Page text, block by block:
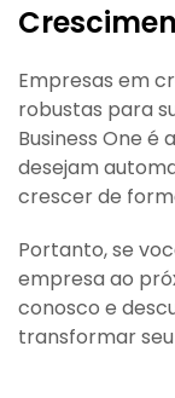
Empresas em
robustas para
Business One
desejam
crescer de
Portanto, se
empresa ao
conosco e
transformar